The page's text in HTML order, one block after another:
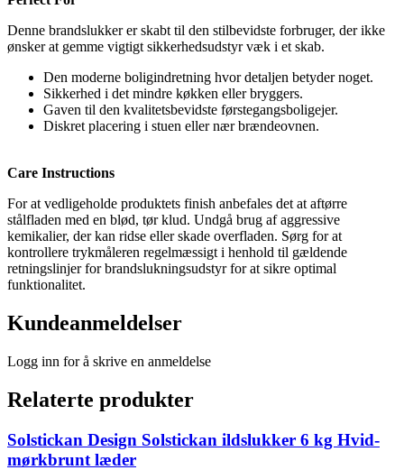
Denne brandslukker er skabt til den stilbevidste forbruger, der ikke
ønsker at gemme vigtigt sikkerhedsudstyr væk i et skab.
Den moderne boligindretning hvor detaljen betyder noget.
Sikkerhed i det mindre køkken eller bryggers.
Gaven til den kvalitetsbevidste førstegangsboligejer.
Diskret placering i stuen eller nær brændeovnen.
Care Instructions
For at vedligeholde produktets finish anbefales det at aftørre
stålfladen med en blød, tør klud. Undgå brug af aggressive
kemikalier, der kan ridse eller skade overfladen. Sørg for at
kontrollere trykmåleren regelmæssigt i henhold til gældende
retningslinjer for brandslukningsudstyr for at sikre optimal
funktionalitet.
Kundeanmeldelser
Logg inn for å skrive en anmeldelse
Relaterte produkter
Solstickan Design Solstickan ildslukker 6 kg Hvid-
mørkbrunt læder